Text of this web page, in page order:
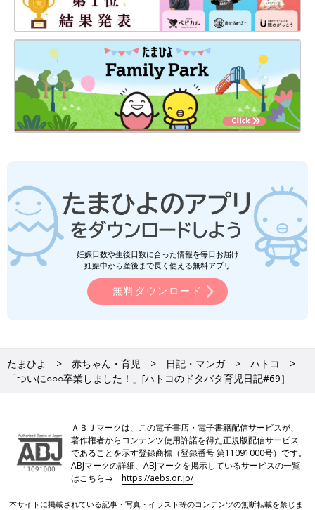
妊娠日数や生後日数に合った情報を毎日お届け
妊娠中から産後まで長く使える無料アプリ
無料ダウンロード
たまひよ 赤ちゃん・育児 日記・マンガ
ハトコ
「ついに○○○卒業しました！」[ハトコのドタバタ育児日記#69］
ＡＢＪマークは、この電子書店・電子書籍配信サービスが、
著作権者からコンテンツ使用許諾を得た正規版配信サービス
であることを示す登録商標（登録番号 第11091000号）です。
ABJマークの詳細、ABJマークを掲示しているサービスの一覧
はこちら→https://aebs.or.jp/
本サイトに掲載されている記事・写真・イラスト等のコンテンツの無断転載を禁じま